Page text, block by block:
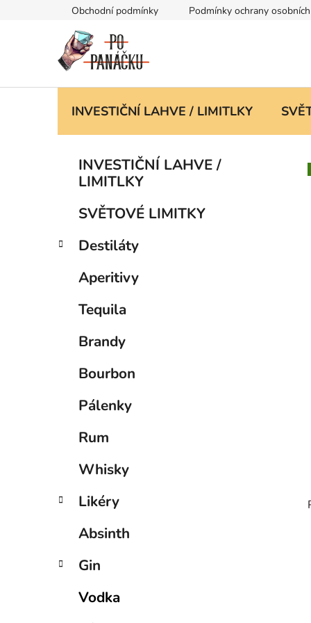
Obchodní podmínky Podmínky ochrany
INVESTIČNÍ LAHVE / LIMITLKY
a
Přeskočit
kategorie
r
INVESTIČNÍ LAHVE /
LIMITLKY
SVĚTOVÉ LIMITKY
Destiláty
Aperitivy
Tequila
Brandy
Bourbon
Pálenky
Rum
Whisky
Likéry
Absinth
Gin
Vodka